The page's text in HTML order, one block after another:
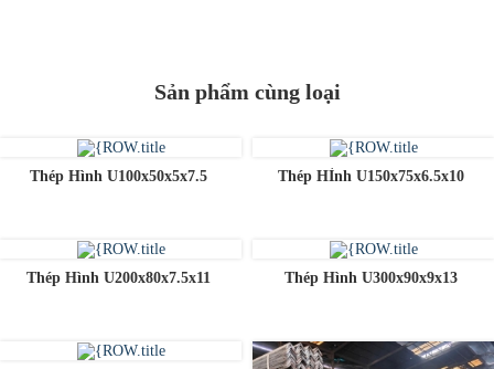
Sản phẩm cùng loại
Thép Hình U100x50x5x7.5 Thép HÌnh U150x75x6.5x10
Thép Hình U200x80x7.5x11 Thép Hình U300x90x9x13